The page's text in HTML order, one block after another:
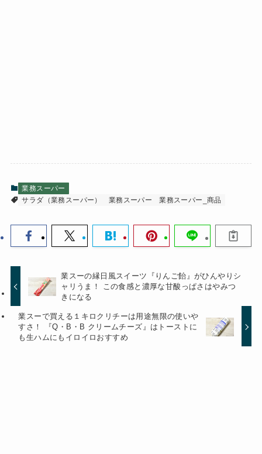
業務スーパー
サラダ（業務スーパー）
業務スーパー 業務スーパー_商品
業スーの縁日風スイーツ『りんご飴』がひんやりシ
ャリうま！ この食感と濃厚な甘酸っぱさはやみつ
きになる
業スーで買える１キロクリチーは用途無限の使いや
すさ！ 『Q・B・B クリームチーズ』はトーストに
も生ハムにもイロイロおすすめ